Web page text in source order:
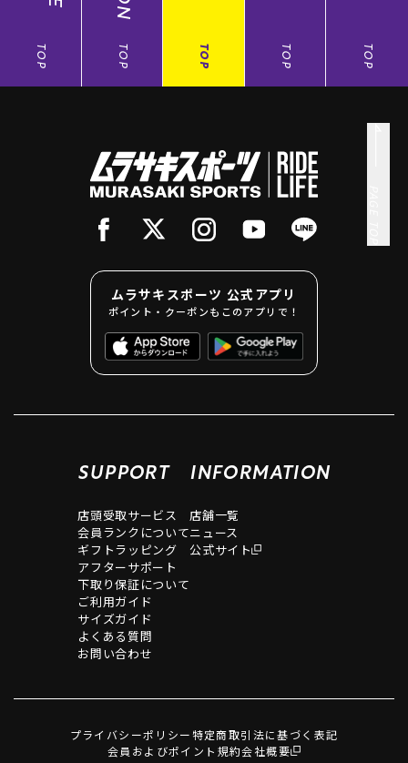
TOP TOP TOP TOP TOP
ムラサキスポーツ 公式アプリ
ポイント・クーポンもこのアプリで！
SUPPORT
店頭受取サービス
会員ランクについて
ギフトラッピング
アフターサポート
下取り保証について
ご利用ガイド
サイズガイド
よくある質問
お問い合わせ
INFORMATION
店舗一覧
ニュース
公式サイト
プライバシーポリシー特定商取引法に基づく表記
会員およびポイント規約会社概要